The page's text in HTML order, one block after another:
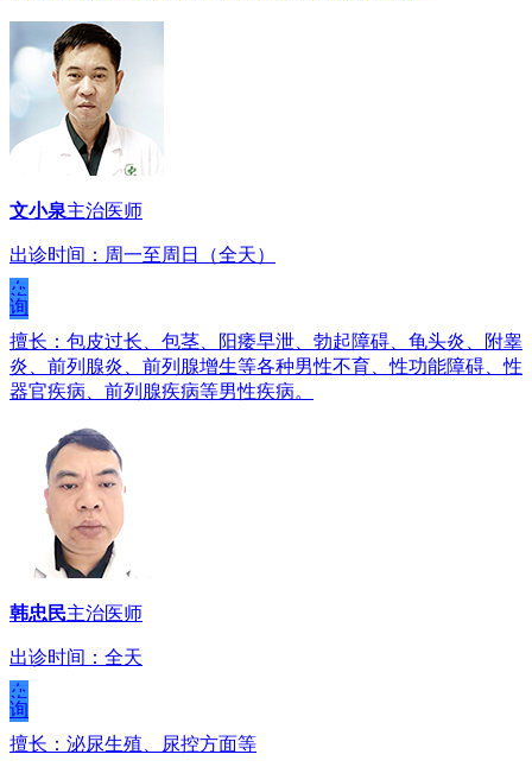
文小泉主治医师
出诊时间：周一至周日（全天）
在
线
咨
询
擅长：包皮过长、包茎、阳痿早泄、勃起障碍、龟头炎、附睾
炎、前列腺炎、前列腺增生等各种男性不育、性功能障碍、性
器官疾病、前列腺疾病等男性疾病。
韩忠民主治医师
出诊时间：全天
在
线
咨
询
擅长：泌尿生殖、尿控方面等